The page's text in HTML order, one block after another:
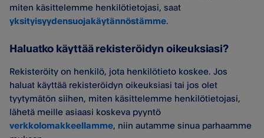
miten käsittelemme henkilötietojasi, saat
yksityisyydensuojakäytännöstämme.
Haluatko käyttää rekisteröidyn oikeuksiasi?
Rekisteröity on henkilö, jota henkilötieto koskee. Jos
haluat käyttää rekisteröidyn oikeuksiasi tai jos olet
tyytymätön siihen, miten käsittelemme henkilötietojasi,
lähetä meille asiaasi koskeva pyyntö
verkkolomakkeellamme, niin autamme sinua parhaamme